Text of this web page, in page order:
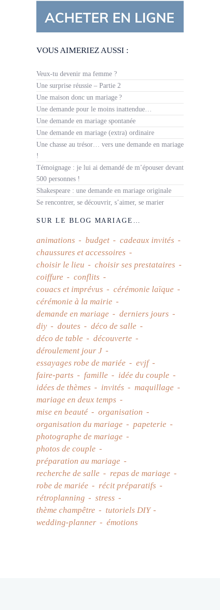
VOUS AIMERIEZ AUSSI :
Veux-tu devenir ma femme ?
Une surprise réussie – Partie 2
Une maison donc un mariage ?
Une demande pour le moins inattendue…
Une demande en mariage spontanée
Une demande en mariage (extra) ordinaire
Une chasse au trésor… vers une demande en mariage
!
Témoignage : je lui ai demandé de m’épouser devant
500 personnes !
Shakespeare : une demande en mariage originale
Se rencontrer, se découvrir, s’aimer, se marier
SUR LE BLOG MARIAGE…
animations budget
cadeaux invités
chaussures et accessoires
choisir le lieu
choisir ses prestataires
coiffure
conflits
couacs et imprévus
cérémonie laïque
cérémonie à la mairie
demande en mariage
derniers jours
diy
doutes
déco de salle
déco de table
découverte
déroulement jour J
essayages robe de mariée
evjf
faire-parts
famille
idée du couple
idées de thèmes
invités
maquillage
mariage en deux temps
mise en beauté
organisation
organisation du mariage
papeterie
photographe de mariage
photos de couple
préparation au mariage
recherche de salle
repas de mariage
robe de mariée
récit préparatifs
rétroplanning
stress
thème champêtre
tutoriels DIY
wedding-planner
émotions